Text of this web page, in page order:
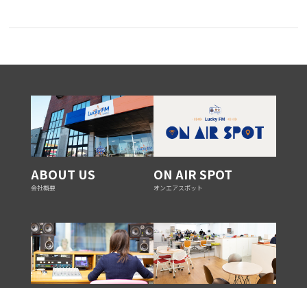
ABOUT US
会社概要
ON AIR SPOT
オンエアスポット